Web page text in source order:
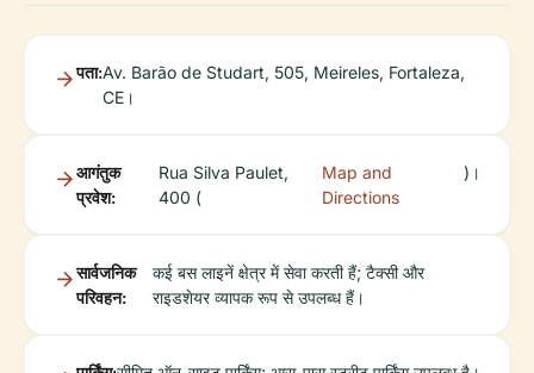
पता:Av. Barão de Studart, 505, Meireles, Fortaleza,
CE।
आगंतुक
प्रवेश:
Rua Silva Paulet,
400 (
Map and
Directions
)।
सार्वजनिक
परिवहन:
कई बस लाइनें क्षेत्र में सेवा करती हैं; टैक्सी और
राइडशेयर व्यापक रूप से उपलब्ध हैं।